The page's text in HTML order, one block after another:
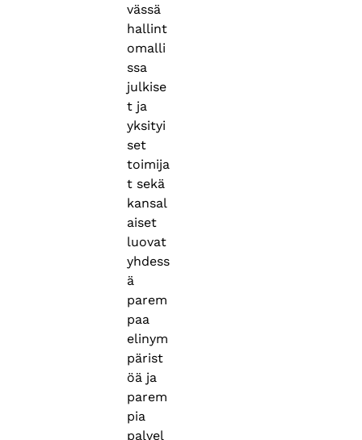
vässä
hallint
omalli
ssa
julkise
t ja
yksityi
set
toimija
t sekä
kansal
aiset
luovat
yhdess
ä
parem
paa
elinym
pärist
öä ja
parem
pia
palvel